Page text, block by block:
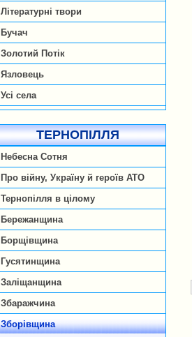
Літературні твори
Бучач
Золотий Потік
Язловець
Усі села
ТЕРНОПІЛЛЯ
Небесна Сотня
Про війну, Україну й героїв АТО
Тернопілля в цілому
Бережанщина
Борщівщина
Гусятинщина
Заліщанщина
Збаражчина
Зборівщина